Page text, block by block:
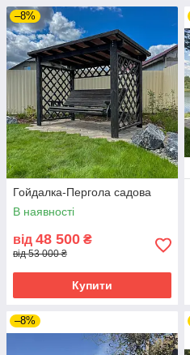
–8%
Гойдалка-Пергола садова
В наявності
від 48 500 ₴
від 53 000 ₴
Купити
–8%